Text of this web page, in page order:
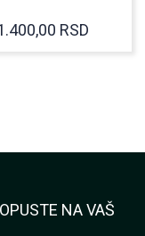
RSD
NA VAŠ